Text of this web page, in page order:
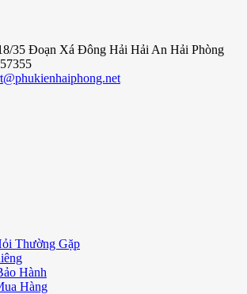
35 Đoạn Xá Đông Hải Hải An Hải Phòng
Thường Gặp
Hành
Hàng